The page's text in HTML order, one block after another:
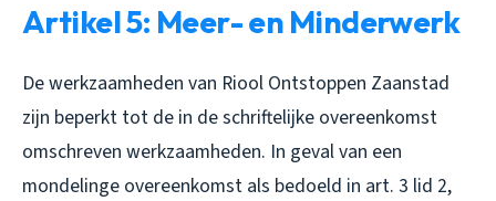
Artikel 5: Meer- en Minderwerk
De werkzaamheden van Riool Ontstoppen Zaanstad
zijn beperkt tot de in de schriftelijke overeenkomst
omschreven werkzaamheden. In geval van een
mondelinge overeenkomst als bedoeld in art. 3 lid 2,